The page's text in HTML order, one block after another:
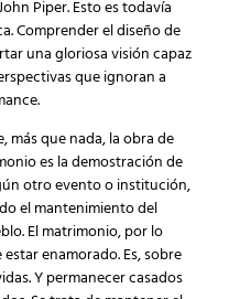
Piper. Esto es todavía
Comprender el diseño de
una gloriosa visión capaz
que ignoran a
más que nada, la obra de
es la demostración de
otro evento o institución,
el mantenimiento del
El matrimonio, por lo
enamorado. Es, sobre
Y permanecer casados